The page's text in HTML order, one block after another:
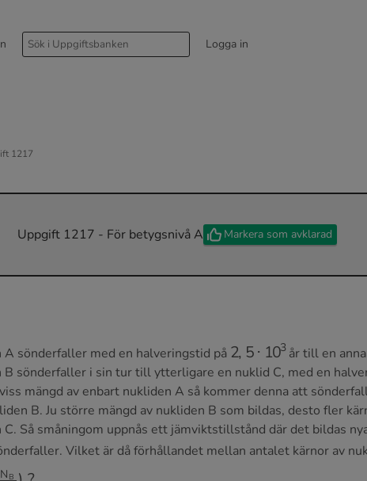
Logga in
1217
Uppgift 1217 - För betygsnivå A Markera som avklarad
A sönderfaller med en halveringstid på
2 5 103
år till en
B sönderfaller i sin tur till ytterligare en nuklid C, med en
mängd av enbart nukliden A så kommer denna att
B. Ju större mängd av nukliden B som bildas, desto fler
Så småningom uppnås ett jämviktstillstånd där det bildas
Vilket är då förhållandet mellan antalet kärnor av
NA ) ?